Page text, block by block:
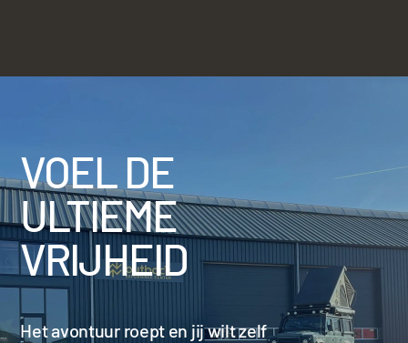
VOEL DE
ULTIEME
VRIJHEID
Het avontuur roept en jij wilt zelf